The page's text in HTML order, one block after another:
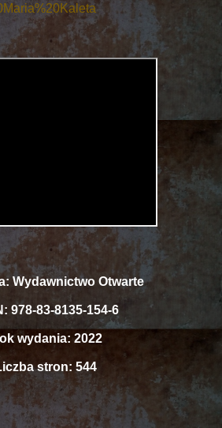
Wydawnictwo Otwarte
978-83-8135-154-6
wydania: 2022
stron: 544